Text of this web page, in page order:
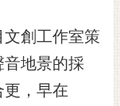
創工作室策
地景的採
，早在